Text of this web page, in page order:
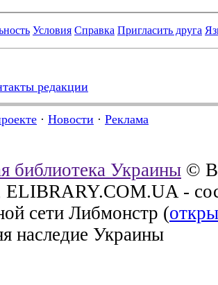
Условия Справка Пригласить друга
редакции
· Новости · Реклама
библиотека Украины ©
ELIBRARY.COM.UA -
сети Либмонстр (
наследие Украины